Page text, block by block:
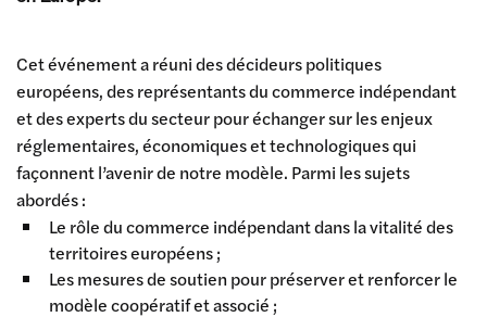
Cet événement a réuni des décideurs politiques
européens, des représentants du commerce indépendant
et des experts du secteur pour échanger sur les enjeux
réglementaires, économiques et technologiques qui
façonnent l’avenir de notre modèle. Parmi les sujets
abordés :
Le rôle du commerce indépendant dans la vitalité des
territoires européens ;
Les mesures de soutien pour préserver et renforcer le
modèle coopératif et associé ;